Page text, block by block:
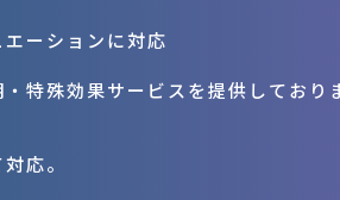
ーションに対応
特殊効果サービスを提供しており
応。